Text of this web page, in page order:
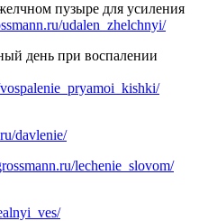
пузыре для усиления
udalen_zhelchnyi/
день при воспалении
davlenie/
lechenie_slovom/